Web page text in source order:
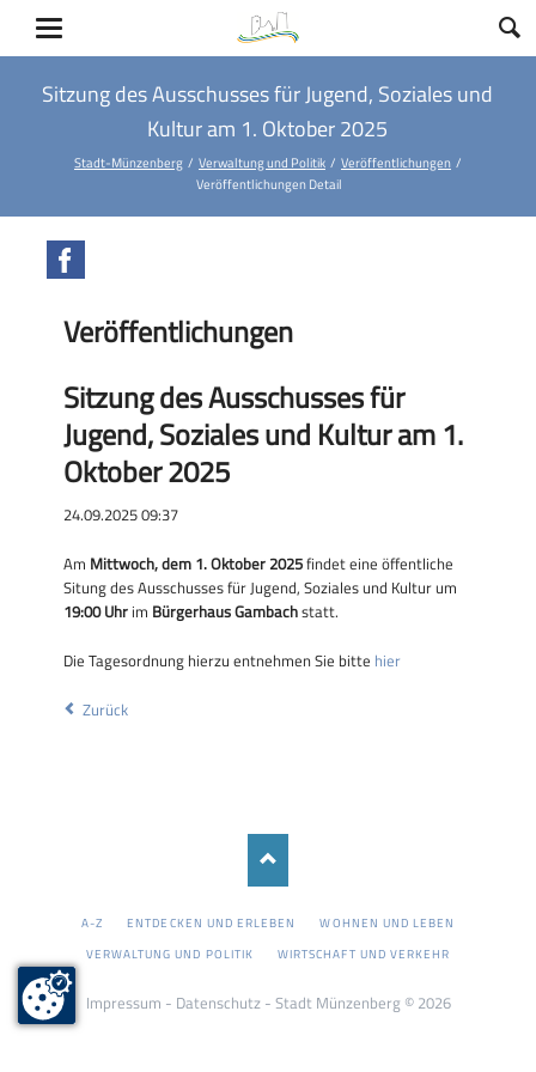
Sitzung des Ausschusses für Jugend, Soziales und
Kultur am 1. Oktober 2025
Stadt-Münzenberg Verwaltung und Politik
Veröffentlichungen
Veröffentlichungen Detail
Veröffentlichungen
Sitzung des Ausschusses für
Jugend, Soziales und Kultur am 1.
Oktober 2025
24.09.2025 09:37
Am Mittwoch, dem 1. Oktober 2025findet eine öffentliche
Situng des Ausschusses für Jugend, Soziales und Kultur um
19:00 Uhr im Bürgerhaus Gambachstatt.
Die Tagesordnung hierzu entnehmen Sie bitte hier
Zurück
NAVIGATION
A-Z ENTDECKEN UND ERLEBEN
WOHNEN UND LEBEN
VERWALTUNG UND POLITIK
WIRTSCHAFT UND VERKEHR
Impressum - Datenschutz- Stadt Münzenberg © 2026